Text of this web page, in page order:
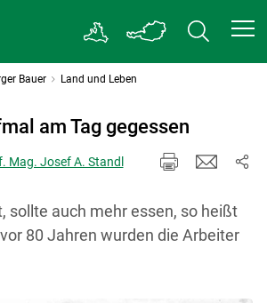
Bauer Land und Leben
am Tag gegessen
Mag. Josef A. Standl
sollte auch mehr essen, so heißt
80 Jahren wurden die Arbeiter